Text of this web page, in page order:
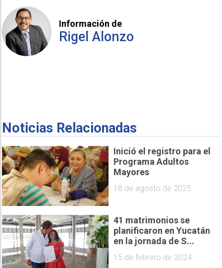
Información de
Rigel Alonzo
Noticias Relacionadas
Inició el registro para el
Programa Adultos
Mayores
18 de agosto de 2025
41 matrimonios se
planificaron en Yucatán
en la jornada de S...
15 de febrero de 2024